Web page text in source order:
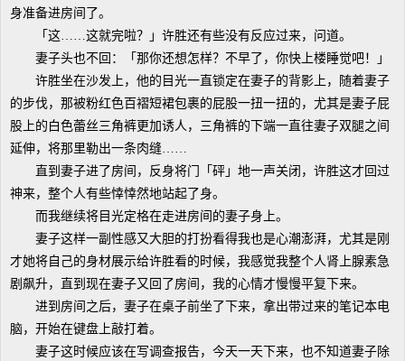
身准备进房间了。
「这……这就完啦？」许胜还有些没有反应过来，问道。
妻子头也不回：「那你还想怎样？不早了，你快上楼睡觉吧！」
许胜坐在沙发上，他的目光一直锁定在妻子的背影上，随着妻子
的步伐，那被粉红色百褶短裙包裹的屁股一扭一扭的，尤其是妻子屁
股上的白色蕾丝三角裤更加诱人，三角裤的下端一直往妻子双腿之间
延伸，将那里勒出一条肉缝……
直到妻子进了房间，反身将门「砰」地一声关闭，许胜这才回过
神来，整个人有些悻悻然地站起了身。
而我继续将目光定格在走进房间的妻子身上。
妻子这样一副性感又大胆的打扮看得我也是心潮澎湃，尤其是刚
才她将自己的身材展示给许胜看的时候，我感觉我整个人肾上腺素急
剧飙升，直到现在妻子又回了房间，我的心情才慢慢平复下来。
进到房间之后，妻子在桌子前坐了下来，拿出带过来的笔记本电
脑，开始在键盘上敲打着。
妻子这时候应该在写调查报告，今天一天下来，也不知道妻子除